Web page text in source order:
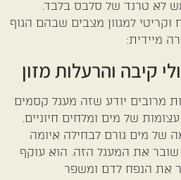
לא טרנד של סלבס בלבד.
וקריטי למגוון מצבים שבהם הגוף
מיידית:
מרובים יודע שזה מעגל קסמים
של מים ומלחים חיוניים.
של מים גורם לבחילה איומה
שובר את המעגל הזה. הוא עוקף
את הנפח לדם ומשפר